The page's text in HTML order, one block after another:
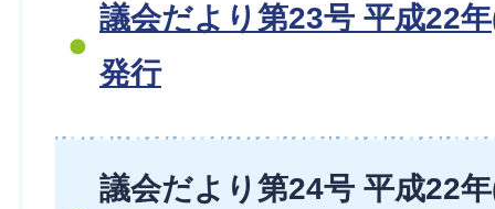
議会だより第23号 平成22
発行
議会だより第24号 平成22